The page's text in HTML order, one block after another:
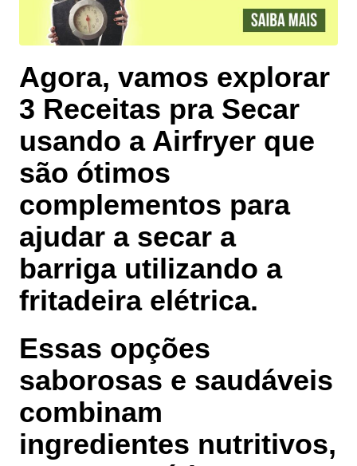
Agora, vamos explorar
3 Receitas pra Secar
usando a Airfryer que
são ótimos
complementos para
ajudar a secar a
barriga utilizando a
fritadeira elétrica.
Essas opções
saborosas e saudáveis
combinam
ingredientes nutritivos,